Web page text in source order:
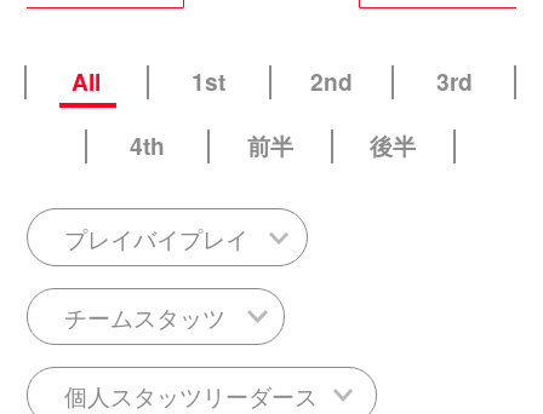
All 1st 2nd
3rd
4th
前半 後半
プレイバイプレイ
チームスタッツ
個人スタッツリーダース